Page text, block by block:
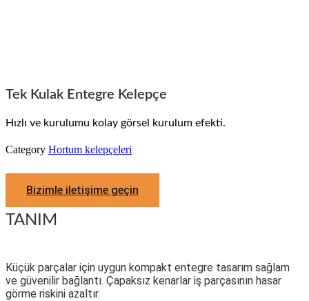
Tek Kulak Entegre Kelepçe
Hızlı ve kurulumu kolay görsel kurulum efekti.
Category Hortum kelepçeleri
Bizimle iletişime geçin
TANIM
Küçük parçalar için uygun kompakt entegre tasarım sağlam
ve güvenilir bağlantı. Çapaksız kenarlar iş parçasının hasar
görme riskini azaltır.